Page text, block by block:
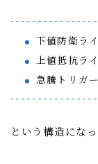
下値防衛ラ
上値抵抗ラ
急騰トリガ
という構造にな